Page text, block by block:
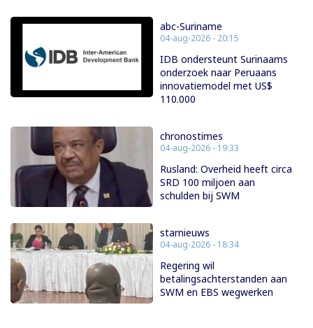
abc-Suriname
04-aug-2026 - 20:15
IDB ondersteunt Surinaams
onderzoek naar Peruaans
innovatiemodel met US$
110.000
chronostimes
04-aug-2026 - 19:33
Rusland: Overheid heeft circa
SRD 100 miljoen aan
schulden bij SWM
starnieuws
04-aug-2026 - 18:34
Regering wil
betalingsachterstanden aan
SWM en EBS wegwerken